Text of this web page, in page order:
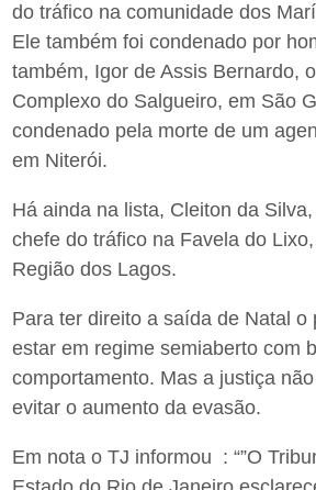
do tráfico na comunidade dos
Ele também foi condenado por
também, Igor de Assis Bernardo,
Complexo do Salgueiro, em São
condenado pela morte de um
em Niterói.
Há ainda na lista, Cleiton da
chefe do tráfico na Favela do
Região dos Lagos.
Para ter direito a saída de Natal o
estar em regime semiaberto com
comportamento. Mas a justiça
evitar o aumento da evasão.
Em nota o TJ informou : “”O